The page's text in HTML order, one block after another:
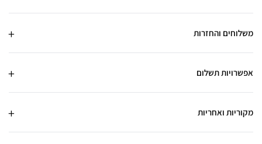
משלוחים והחזרות
אפשרויות תשלום
מקוריות ואחריות